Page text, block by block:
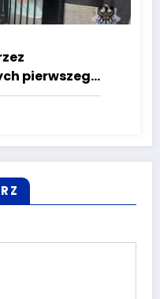
pierwszego
sklepowe